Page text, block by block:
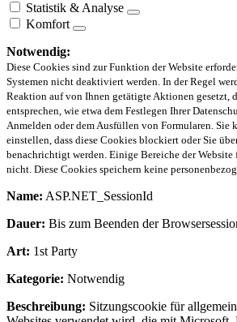
Statistik & Analyse
Komfort
Notwendig:
Diese Cookies sind zur Funktion der Website
Systemen nicht deaktiviert werden. In der Regel
Reaktion auf von Ihnen getätigte Aktionen gesetzt,
entsprechen, wie etwa dem Festlegen Ihrer
Anmelden oder dem Ausfüllen von Formularen. Sie
einstellen, dass diese Cookies blockiert oder Sie
benachrichtigt werden. Einige Bereiche der
nicht. Diese Cookies speichern keine
Name: ASP.NET_SessionId
Dauer: Bis zum Beenden der
Art: 1st Party
Kategorie: Notwendig
Beschreibung: Sitzungscookie für